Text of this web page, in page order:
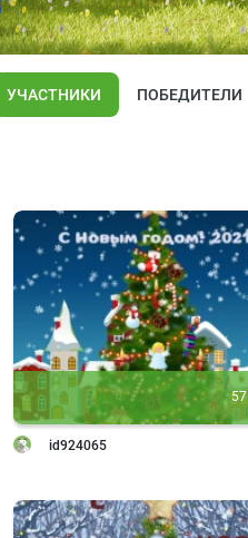
УЧАСТНИКИ ПОБЕДИТЕЛИ
57
id924065